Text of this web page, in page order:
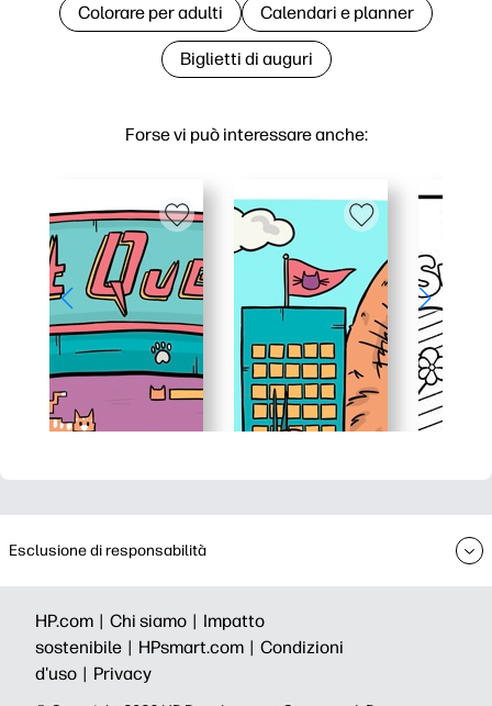
Forse vi può interessare anche:
Colorare per adulti Calendari e planner
Biglietti di auguri
Esclusione di responsabilità
HP.com | Chi siamo | Impatto
sostenibile | HPsmart.com | Condizioni
d'uso | Privacy